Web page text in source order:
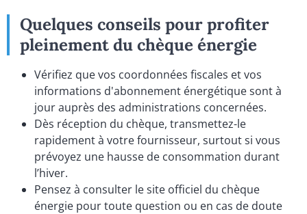
Quelques conseils pour profiter
pleinement du chèque énergie
Vérifiez que vos coordonnées fiscales et vos
informations d'abonnement énergétique sont à
jour auprès des administrations concernées.
Dès réception du chèque, transmettez-le
rapidement à votre fournisseur, surtout si vous
prévoyez une hausse de consommation durant
l’hiver.
Pensez à consulter le site officiel du chèque
énergie pour toute question ou en cas de doute